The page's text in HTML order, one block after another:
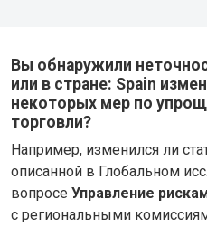
Вы обнаружили
или в стране: Spain
некоторых мер по
торговли?
Например, изменился ли
описанной в Глобальном
вопросе Управление
с региональными